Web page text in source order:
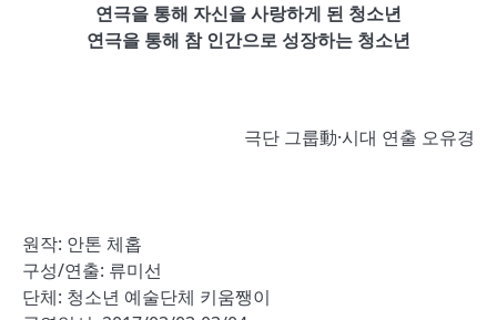
연극을 통해 자신을 사랑하게 된 청소년
연극을 통해 참 인간으로 성장하는 청소년
극단 그룹動·시대 연출 오유경
원작: 안톤 체홉
구성/연출: 류미선
단체: 청소년 예술단체 키움쨍이